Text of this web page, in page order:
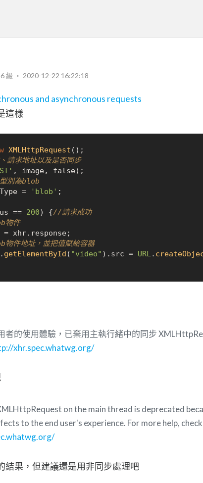
級 ‧ 2020-12-22 16:22:18
and asynchronous requests
這樣
XMLHttpRequest
請求地址以及是否同步
, image, false
別為blob
= 'blob' ;
== 200) {//請求成功
物件
xhr. response;
件地址，並把值賦給容器
. getElementById ( "video" ). src = URL.
者的使用體驗，已棄用主執行緒中的同步
xhr.spec.whatwg.org/
on the main thread is deprecated
to the end user's experience. For more help, check
結果，但建議還是用非同步處理吧